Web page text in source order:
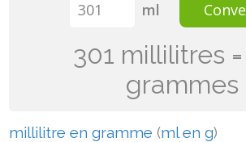
ml
301 millilitres
grammes
millilitre en gramme (ml en g)